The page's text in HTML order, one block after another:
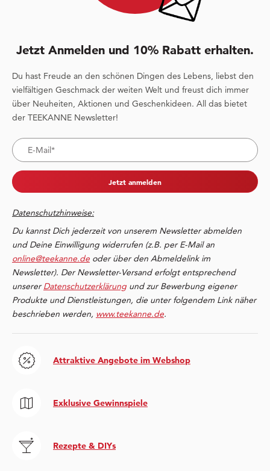
Jetzt Anmelden und 10% Rabatt erhalten.
Du hast Freude an den schönen Dingen des Lebens, liebst den
vielfältigen Geschmack der weiten Welt und freust dich immer
über Neuheiten, Aktionen und Geschenkideen. All das bietet
der TEEKANNE Newsletter!
Jetzt anmelden
Datenschutzhinweise:
Du kannst Dich jederzeit von unserem Newsletter abmelden
und Deine Einwilligung widerrufen (z.B. per E-Mail an
online@teekanne.de oder über den Abmeldelink im
Newsletter). Der Newsletter-Versand erfolgt entsprechend
unsererDatenschutzerklärung und zur Bewerbung eigener
Produkte und Dienstleistungen, die unter folgendem Link näher
beschrieben werden, www.teekanne.de.
Attraktive Angebote im Webshop
Exklusive Gewinnspiele
Rezepte & DIYs